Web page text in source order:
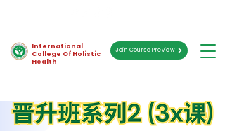
Join Course Preview
International
College Of Holistic
Health